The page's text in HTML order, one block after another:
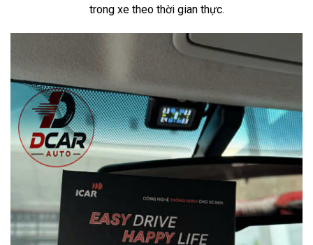
trong xe theo thời gian thực.